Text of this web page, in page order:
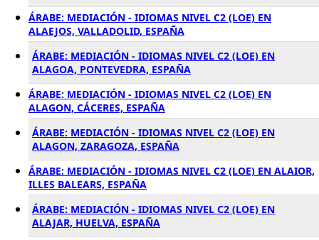
ÁRABE: MEDIACIÓN - IDIOMAS NIVEL C2 (LOE) EN
ALAEJOS, VALLADOLID, ESPAÑA
ÁRABE: MEDIACIÓN - IDIOMAS NIVEL C2 (LOE) EN
ALAGOA, PONTEVEDRA, ESPAÑA
ÁRABE: MEDIACIÓN - IDIOMAS NIVEL C2 (LOE) EN
ALAGON, CÁCERES, ESPAÑA
ÁRABE: MEDIACIÓN - IDIOMAS NIVEL C2 (LOE) EN
ALAGON, ZARAGOZA, ESPAÑA
ÁRABE: MEDIACIÓN - IDIOMAS NIVEL C2 (LOE) EN ALAIOR,
ILLES BALEARS, ESPAÑA
ÁRABE: MEDIACIÓN - IDIOMAS NIVEL C2 (LOE) EN
ALAJAR, HUELVA, ESPAÑA